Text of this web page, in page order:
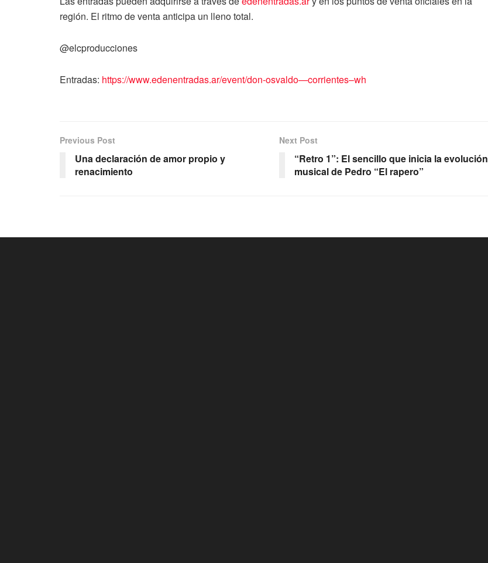
región. El ritmo de venta anticipa un lleno total.
@elcproducciones
Entradas: https://www.edenentradas.ar/event/don-osvaldo—corrientes–wh
Previous Post
Una declaración de amor propio y
renacimiento
Next Post
“Retro 1”: El sencillo que inicia la evolución
musical de Pedro “El rapero”